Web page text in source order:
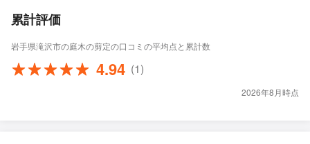
累計評価
岩手県滝沢市の庭木の剪定の口コミの平均点と累計数
4.94 (1)
2026年8月時点